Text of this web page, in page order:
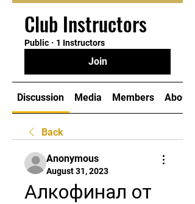
Club Instructors
Public · 1 Instructors
Join
Discussion Media Members About
Back
Anonymous
August 31, 2023
Алкофинал от